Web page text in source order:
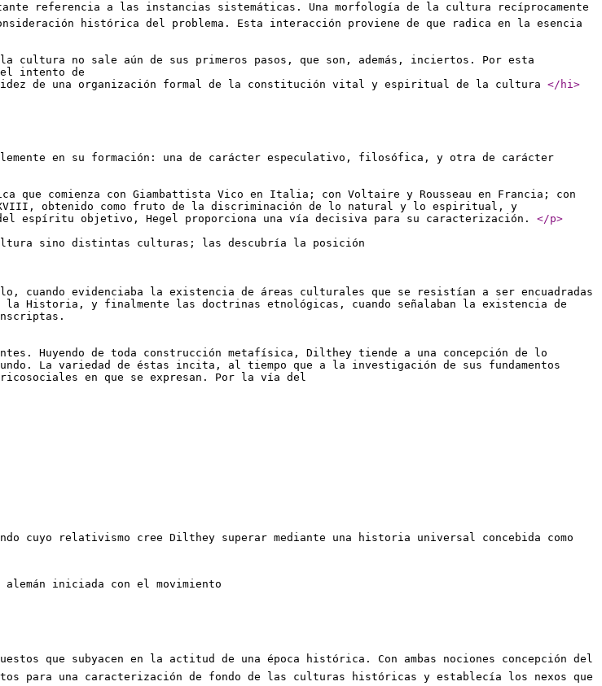
referencia a las instancias sistemáticas. Una morfología de la cultura recíprocamente
histórica del problema. Esta interacción proviene de que radica en la esencia
no sale aún de sus primeros pasos, que son, además, inciertos. Por esta
el intento de
de una organización formal de la constitución vital y espiritual de la cultura </hi>
en su formación: una de carácter especulativo, filosófica, y otra de carácter
que comienza con Giambattista Vico en Italia; con Voltaire y Rousseau en Francia; con
XVIII, obtenido como fruto de la discriminación de lo natural y lo espiritual, y
objetivo, Hegel proporciona una vía decisiva para su caracterización. </p>
sino distintas culturas; las descubría la posición
cuando evidenciaba la existencia de áreas culturales que se resistían a ser encuadradas
Historia, y finalmente las doctrinas etnológicas, cuando señalaban la existencia de
Huyendo de toda construcción metafísica, Dilthey tiende a una concepción de lo
La variedad de éstas incita, al tiempo que a la investigación de sus fundamentos
en que se expresan. Por la vía del
cuyo relativismo cree Dilthey superar mediante una historia universal concebida como
iniciada con el movimiento
que subyacen en la actitud de una época histórica. Con ambas nociones concepción del
para una caracterización de fondo de las culturas históricas y establecía los nexos que